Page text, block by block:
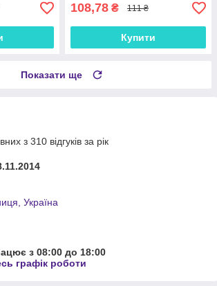
108,78 ₴ 111 ₴
Купити
Показати ще
з 310 відгуків за рік
Україна
з 08:00 до 18:00
графік роботи